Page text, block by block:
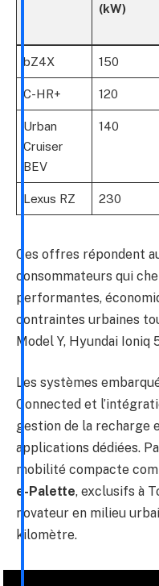
(kW)
bZ4X 150
C-HR+ 120
Urban
Cruiser
BEV
140
Lexus RZ 230
Ces offres répondent
consommateurs qui
performantes,
contraintes urbaines
Model Y, Hyundai Ioniq
Les systèmes
Connected et
gestion de la recharge
applications dédiées.
mobilité compacte
e-Palette, exclusifs à
novateur en milieu
kilomètre.